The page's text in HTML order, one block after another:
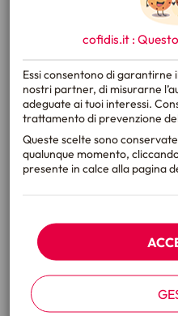
cofidis.it :
Essi consentono di
nostri partner, di misurarne
adeguate ai tuoi interessi.
trattamento di prevenzione
Queste scelte sono
qualunque momento,
presente in calce alla pagina